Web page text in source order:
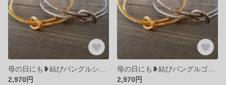
2,970円
2,970円